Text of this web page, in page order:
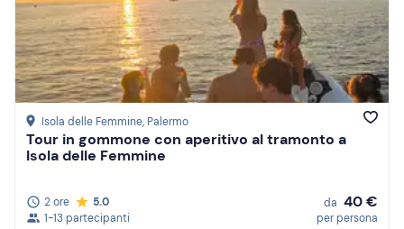
Isola delle Femmine, Palermo
Tour in gommone con aperitivo al tramonto a
Isola delle Femmine
2 ore
5.0
1-13 partecipanti
da 40 €
per persona